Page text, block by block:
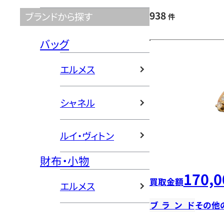
ブランドから探す
バッグ
エルメス
シャネル
ルイ・ヴィトン
財布・小物
エルメス
938 件
買取金額
ブランドその他